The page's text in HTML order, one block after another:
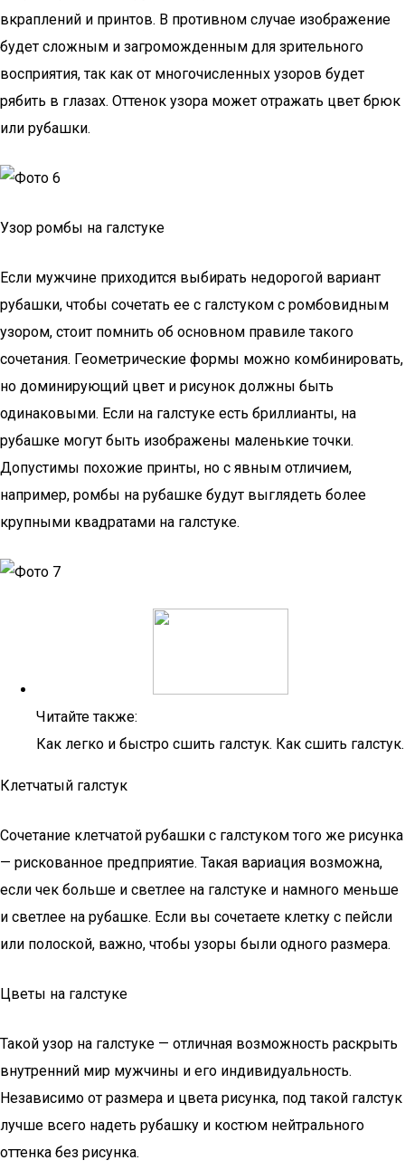
вкраплений и принтов. В противном случае изображение
будет сложным и загроможденным для зрительного
восприятия, так как от многочисленных узоров будет
рябить в глазах. Оттенок узора может отражать цвет брюк
или рубашки.
Узор ромбы на галстуке
Если мужчине приходится выбирать недорогой вариант
рубашки, чтобы сочетать ее с галстуком с ромбовидным
узором, стоит помнить об основном правиле такого
сочетания. Геометрические формы можно комбинировать,
но доминирующий цвет и рисунок должны быть
одинаковыми. Если на галстуке есть бриллианты, на
рубашке могут быть изображены маленькие точки.
Допустимы похожие принты, но с явным отличием,
например, ромбы на рубашке будут выглядеть более
крупными квадратами на галстуке.
Читайте также:
Как легко и быстро сшить галстук. Как сшить галстук.
Клетчатый галстук
Сочетание клетчатой рубашки с галстуком того же рисунка
— рискованное предприятие. Такая вариация возможна,
если чек больше и светлее на галстуке и намного меньше
и светлее на рубашке. Если вы сочетаете клетку с пейсли
или полоской, важно, чтобы узоры были одного размера.
Цветы на галстуке
Такой узор на галстуке — отличная возможность раскрыть
внутренний мир мужчины и его индивидуальность.
Независимо от размера и цвета рисунка, под такой галстук
лучше всего надеть рубашку и костюм нейтрального
оттенка без рисунка.